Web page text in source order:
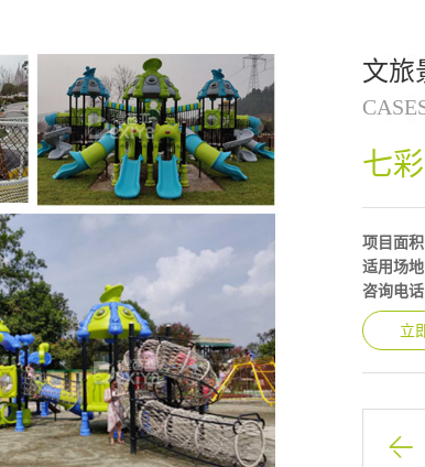
文旅
七
项目面积
适用场地
咨询电话
立